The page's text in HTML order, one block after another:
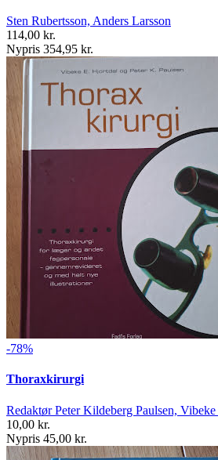
Sten Rubertsson, Anders Larsson
114,00 kr.
Nypris 354,95 kr.
-78%
Thoraxkirurgi
Redaktør Peter Kildeberg Paulsen,
10,00 kr.
Nypris 45,00 kr.